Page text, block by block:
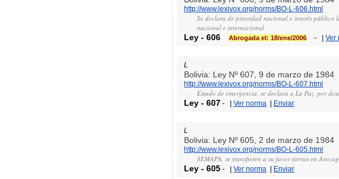
http://www.lexivox.org/norms/BO-L-606.html
Se declara de prioridad nacional e interés
nacional e internacional
Ley -606 Abrogada el: 18/ene/2006 - |Ver
L
Bolivia: Ley Nº 607, 9 de marzo de 1984
http://www.lexivox.org/norms/BO-L-607.html
Estado de emergencia, se declara a La Paz, por
Ley -607 - |Ver norma Enviar
L
Bolivia: Ley Nº 605, 2 de marzo de 1984
http://www.lexivox.org/norms/BO-L-605.html
SEMAPA, se transfieren a su favor tierras en
Ley -605 - |Ver norma Enviar